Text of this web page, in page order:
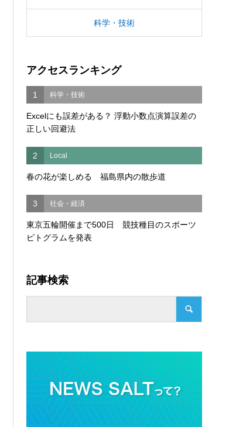
科学・技術
アクセスランキング
1 科学・技術
Excelにも誤差がある？ 浮動小数点演算誤差の
正しい回避法
2 Local
春の花が楽しめる 福島県内の散歩道
3 社会・経済
東京五輪開催まで500日 競技種目のスポーツ
ピトグラムを発表
記事検索